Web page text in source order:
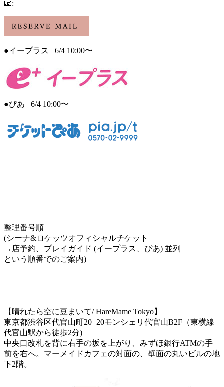
📧:
●イープラス 6/4 10:00〜
●ぴあ 6/4 10:00〜
整理番号順
(シーナ&ロケッツオフィシャルチケット
→店予約、プレイガイド (イープラス、ぴあ) 並列
という順番でのご案内)
【晴れたら空に豆まいて/ HareMame Tokyo】
東京都渋谷区代官山町20−20モンシェリ代官山B2F （東横線
代官山駅から徒歩2分)
中央口改札を背に右手の坂を上がり、みずほ銀行ATMの手
前を右へ。マーメイドカフェの対面の、壁面の丸いビルの地
下2階。